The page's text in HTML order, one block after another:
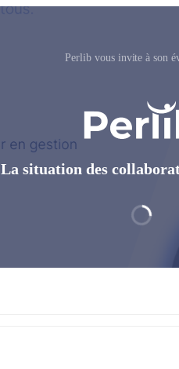
Perlib vous invite à son
La situation des